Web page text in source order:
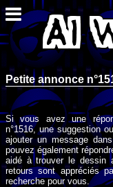
Petite annonce
Si vous avez une
n°1516, une suggestion
ajouter un message
pouvez également
aidé à trouver le dessin
retours sont appréciés
recherche pour vous.